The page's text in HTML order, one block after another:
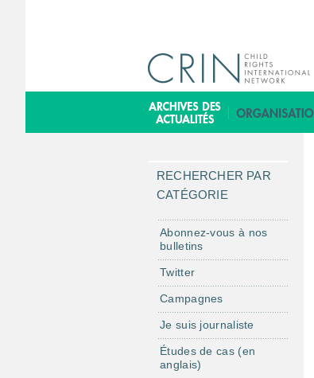
i
RECHERCHER PAR
CATÉGORIE
Abonnez-vous à nos
bulletins
Twitter
Campagnes
Je suis journaliste
Études de cas (en
anglais)